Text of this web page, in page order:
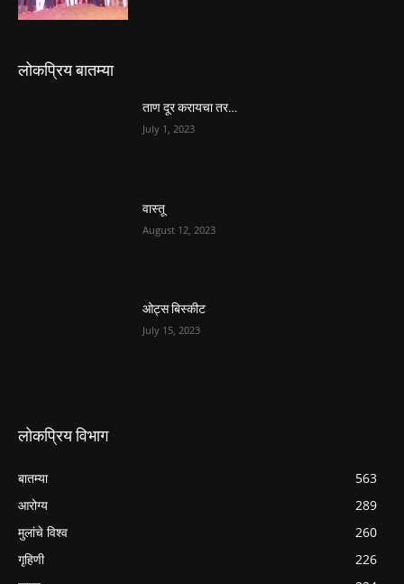
लोकप्रिय बातम्या
ताण दूर करायचा तर…
July 1, 2023
वास्तू
August 12, 2023
ओट्स बिस्कीट
July 15, 2023
लोकप्रिय विभाग
बातम्या
563
आरोग्य
289
मुलांचे विश्व
260
गृहिणी
226